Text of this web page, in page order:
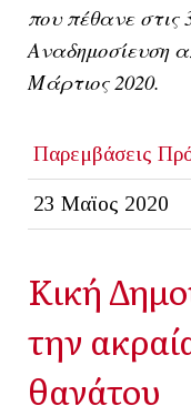
που πέθανε στις
Αναδημοσίευση
Μάρτιος 2020.
Παρεμβάσεις
23 Μαϊος 2020
Κική
την
θανάτου